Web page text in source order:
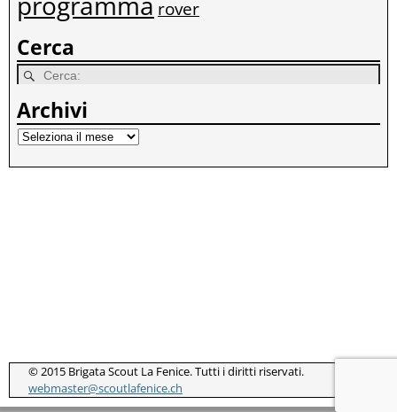
rover
Cerca
Archivi
© 2015 Brigata Scout La Fenice. Tutti i diritti riservati.
webmaster@scoutlafenice.ch